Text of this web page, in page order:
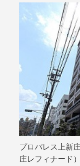
プロパレス上新
庄レフィナード